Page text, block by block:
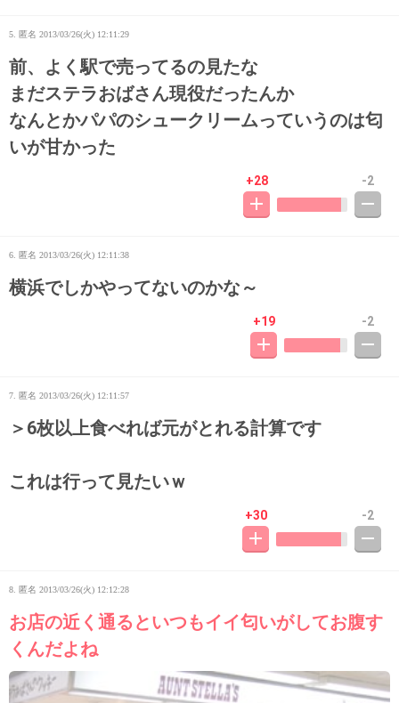
5. 匿名 2013/03/26(火) 12:11:29
前、よく駅で売ってるの見たな
まだステラおばさん現役だったんか
なんとかパパのシュークリームっていうのは匂
いが甘かった
+28 -2
6. 匿名 2013/03/26(火) 12:11:38
横浜でしかやってないのかな～
+19 -2
7. 匿名 2013/03/26(火) 12:11:57
＞6枚以上食べれば元がとれる計算です
これは行って見たいｗ
+30 -2
8. 匿名 2013/03/26(火) 12:12:28
お店の近く通るといつもイイ匂いがしてお腹す
くんだよね